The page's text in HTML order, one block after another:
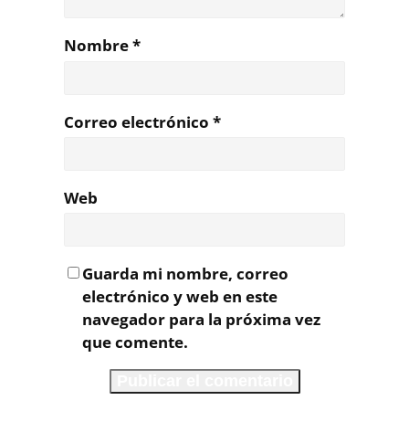
Nombre*
Correo electrónico *
Web
Guarda mi nombre, correo
electrónico y web en este
navegador para la próxima vez
que comente.